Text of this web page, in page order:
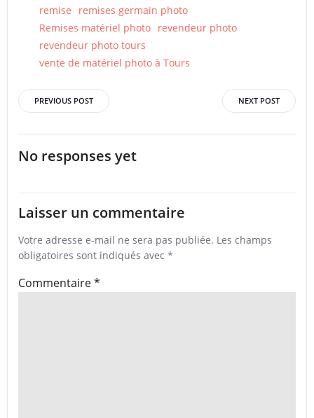
remise
remises germain photo
Remises matériel photo revendeur photo
revendeur photo tours
vente de matériel photo à Tours
Post
navigation
PREVIOUS POST
navigation
NEXT POST
No responses yet
Laisser un commentaire
Votre adresse e-mail ne sera pas publiée. Les champs
obligatoires sont indiqués avec *
Commentaire*